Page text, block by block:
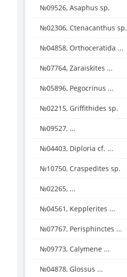
№09526, Asaphus sp.
№02306, Ctenacanthus sp.
№04858, Orthoceratida ...
№07764, Zaraiskites ...
№05896, Pegocrinus ...
№02215, Griffithides sp.
№09527, ...
№04403, Diploria cf. ...
№10750, Craspedites sp.
№02265, ...
№04561, Kepplerites ...
№07767, Perisphinctes ...
№09773, Calymene ...
№04878, Glossus ...